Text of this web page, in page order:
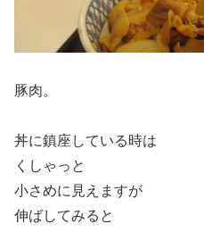
豚肉。
丼に鎮座している時は
くしゃっと
小さめに見えますが
伸ばしてみると